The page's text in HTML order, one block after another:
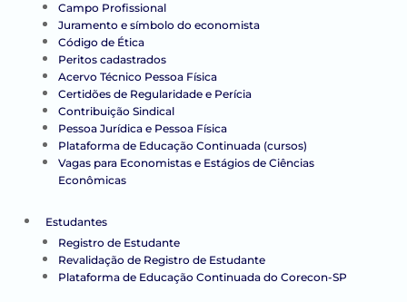
Campo Profissional
Juramento e símbolo do economista
Código de Ética
Peritos cadastrados
Acervo Técnico Pessoa Física
Certidões de Regularidade e Perícia
Contribuição Sindical
Pessoa Jurídica e Pessoa Física
Plataforma de Educação Continuada (cursos)
Vagas para Economistas e Estágios de Ciências
Econômicas
Estudantes
Registro de Estudante
Revalidação de Registro de Estudante
Plataforma de Educação Continuada do Corecon-SP